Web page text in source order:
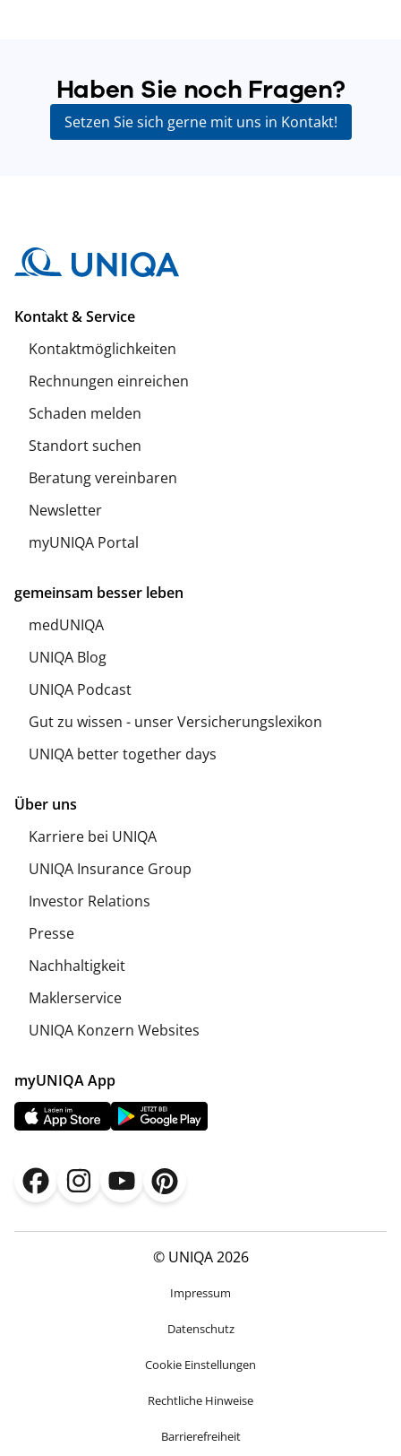
Haben Sie noch Fragen?
Setzen Sie sich gerne mit uns in Kontakt!
Kontakt & Service
Kontaktmöglichkeiten
Rechnungen einreichen
Schaden melden
Standort suchen
Beratung vereinbaren
Newsletter
myUNIQA Portal
gemeinsam besser leben
medUNIQA
UNIQA Blog
UNIQA Podcast
Gut zu wissen - unser Versicherungslexikon
UNIQA better together days
Über uns
Karriere bei UNIQA
UNIQA Insurance Group
Investor Relations
Presse
Nachhaltigkeit
Maklerservice
UNIQA Konzern Websites
myUNIQA App
© UNIQA 2026
Impressum
Datenschutz
Cookie Einstellungen
Rechtliche Hinweise
Barrierefreiheit